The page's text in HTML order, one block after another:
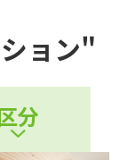
ョン"
分